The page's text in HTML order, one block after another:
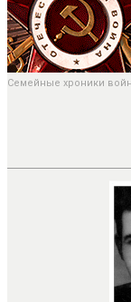
Семейные хроники